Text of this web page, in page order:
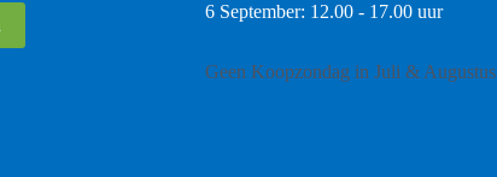
6 September: 12.00 - 17.00 uur
Geen Koopzondag in Juli & Augustus